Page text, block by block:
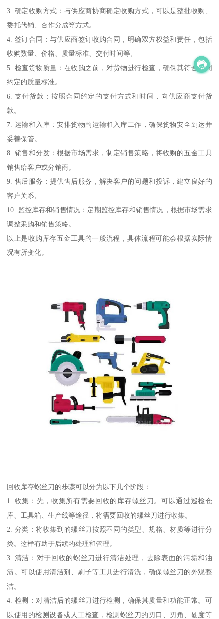
3. 确定收购方式：与供应商协商确定收购方式，可以是整批收购、
委托代销、合作分成等方式。
4. 签订合同：与供应商签订收购合同，明确双方权益和责任，包括
收购数量、价格、质量标准、交付时间等。
5. 检查货物质量：在收购之前，对货物进行检查，确保其符合合同
约定的质量标准。
6. 支付货款：按照合同约定的支付方式和时间，向供应商支付货
款。
7. 运输和入库：安排货物的运输和入库工作，确保货物安全到达并
妥善保管。
8. 销售和分发：根据市场需求，制定销售策略，将收购的五金工具
销售给客户或分销商。
9. 售后服务：提供售后服务，解决客户的问题和投诉，建立良好的
客户关系。
10. 监控库存和销售情况：定期监控库存和销售情况，根据市场需求
调整采购和销售策略。
以上是收购库存五金工具的一般流程，具体流程可能会根据实际情
况有所变化。
回收库存螺丝刀的步骤可以分为以下几个阶段：
1. 收集：先，收集所有需要回收的库存螺丝刀。可以通过巡检仓
库、工具箱、生产线等途径，将需要回收的螺丝刀进行收集。
2. 分类：将收集到的螺丝刀按照不同的类型、规格、材质等进行分
类。这样有助于后续的处理和管理。
3. 清洁：对于回收的螺丝刀进行清洁处理，去除表面的污垢和油
渍。可以使用清洁剂、刷子等工具进行清洗，确保螺丝刀的外观整
洁。
4. 检测：对清洁后的螺丝刀进行检测，确保其质量和功能正常。可
以使用的检测设备或人工检查，检测螺丝刀的刃口、刃角、硬度等